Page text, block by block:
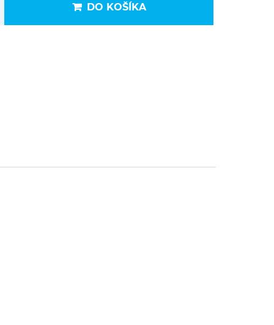
DO KOŠÍKA